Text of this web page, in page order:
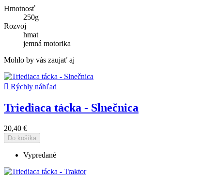
Hmotnosť
250g
Rozvoj
hmat
jemná motorika
Mohlo by vás zaujať aj
 Rýchly náhľad
Triediaca tácka - Slnečnica
20,40 €
Do košíka
Vypredané